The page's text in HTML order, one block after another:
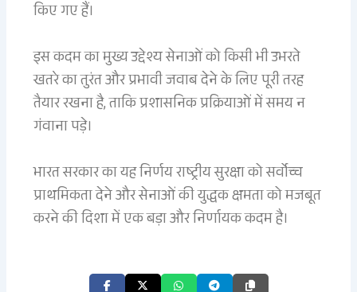
किए गए हैं।
इस कदम का मुख्य उद्देश्य सेनाओं को किसी भी उभरते
खतरे का तुरंत और प्रभावी जवाब देने के लिए पूरी तरह
तैयार रखना है, ताकि प्रशासनिक प्रक्रियाओं में समय न
गंवाना पड़े।
भारत सरकार का यह निर्णय राष्ट्रीय सुरक्षा को सर्वोच्च
प्राथमिकता देने और सेनाओं की युद्धक क्षमता को मजबूत
करने की दिशा में एक बड़ा और निर्णायक कदम है।